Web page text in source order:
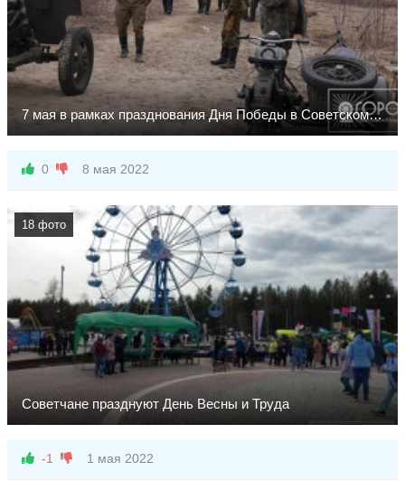
7 мая в рамках празднования Дня Победы в Советском жителям райцентра была продемонстрирована военно-
0 8 мая 2022
18 фото
Советчане празднуют День Весны и Труда
-1 1 мая 2022